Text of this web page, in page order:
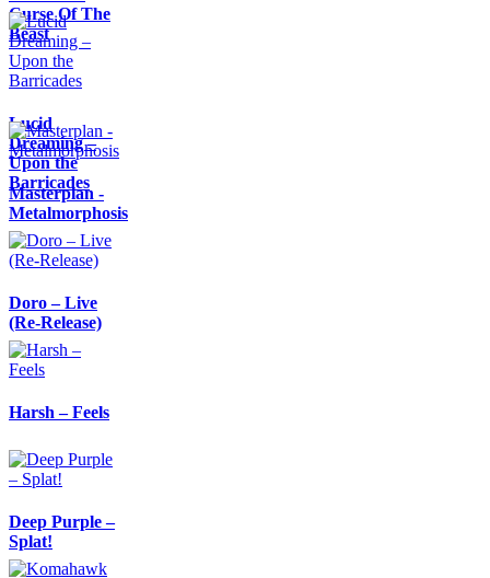
Curse Of The
Beast
Lucid
Dreaming –
Upon the
Barricades
Masterplan -
Metalmorphosis
Doro – Live
(Re-Release)
Harsh – Feels
Deep Purple –
Splat!